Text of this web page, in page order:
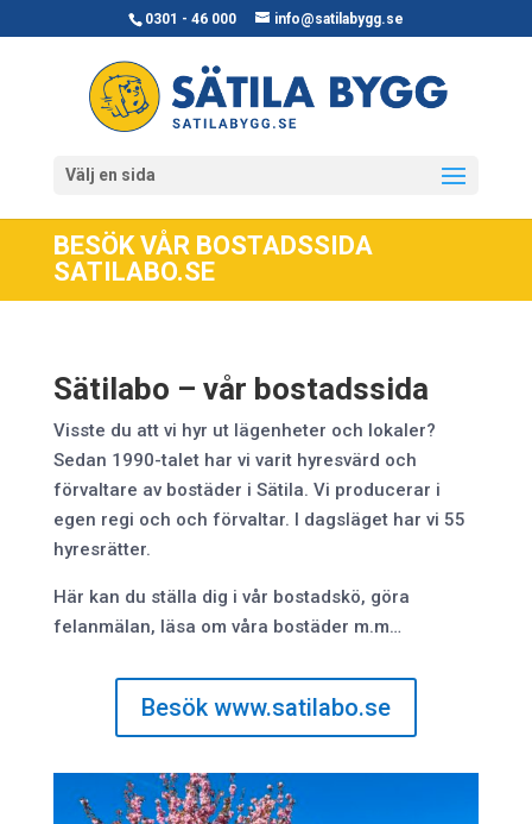
0301 - 46 000 info@satilabygg.se
Välj en sida
BESÖK VÅR BOSTADSSIDA
SATILABO.SE
Sätilabo – vår bostadssida
Visste du att vi hyr ut lägenheter och lokaler?
Sedan 1990-talet har vi varit hyresvärd och
förvaltare av bostäder i Sätila. Vi producerar i
egen regi och och förvaltar. I dagsläget har vi 55
hyresrätter.
Här kan du ställa dig i vår bostadskö, göra
felanmälan, läsa om våra bostäder m.m…
Besök www.satilabo.se